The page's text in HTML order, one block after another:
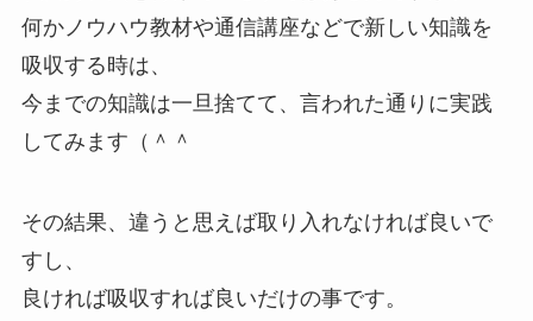
何かノウハウ教材や通信講座などで新しい知識を
吸収する時は、
今までの知識は一旦捨てて、言われた通りに実践
してみます（＾＾
その結果、違うと思えば取り入れなければ良いで
すし、
良ければ吸収すれば良いだけの事です。